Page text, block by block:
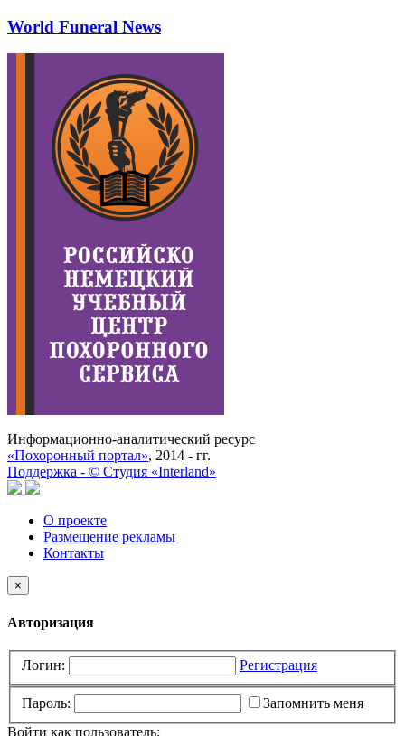
World Funeral News
Информационно-аналитический ресурс
«Похоронный портал», 2014 - гг.
Поддержка - © Cтудия «Interland»
О проекте
Размещение рекламы
Контакты
×
Авторизация
Логин: Регистрация
Пароль:
Запомнить меня
Войти как пользователь: